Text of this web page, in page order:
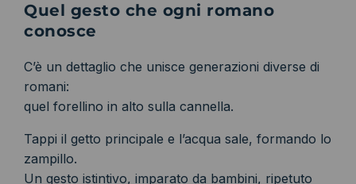
Quel gesto che ogni romano
conosce
C’è un dettaglio che unisce generazioni diverse di
romani:
quel forellino in alto sulla cannella.
Tappi il getto principale e l’acqua sale, formando lo
zampillo.
Un gesto istintivo, imparato da bambini, ripetuto